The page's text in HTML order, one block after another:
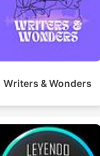
Writers & Wonders